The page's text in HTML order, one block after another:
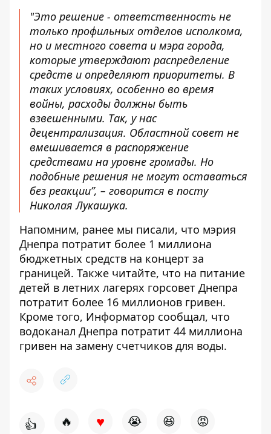
"Это решение - ответственность не
только профильных отделов исполкома,
но и местного совета и мэра города,
которые утверждают распределение
средств и определяют приоритеты. В
таких условиях, особенно во время
войны, расходы должны быть
взвешенными. Так, у нас
децентрализация. Областной совет не
вмешивается в распоряжение
средствами на уровне громады. Но
подобные решения не могут оставаться
без реакции”, – говорится в посту
Николая Лукашука.
Напомним, ранее мы писали, что мэрия
Днепра потратит более 1 миллиона
бюджетных средств на концерт за
границей. Также читайте, что на питание
детей в летних лагерях горсовет Днепра
потратит более 16 миллионов гривен.
Кроме того, Информатор сообщал, что
водоканал Днепра потратит 44 миллиона
гривен на замену счетчиков для воды.
👍 🔥 ♥ 😭 😆 😡